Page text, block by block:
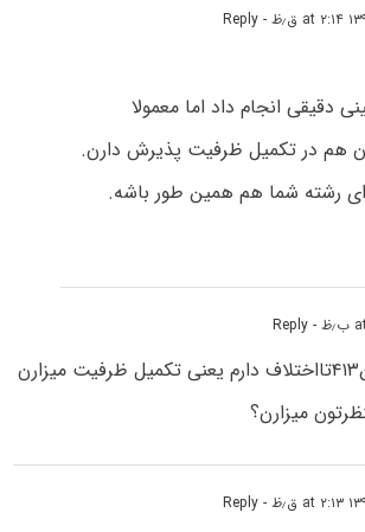
- Reply
دقیقی انجام داد اما معمولا
هم در تکمیل ظرفیت پذیرش دارن.
رشته شما هم همین طور باشه.
- Reply
سلام خانم مشاور من۴۱۳تااختلاف دارم یعنی تکمیل ظرفیت میزارن
میزارن؟
- Reply